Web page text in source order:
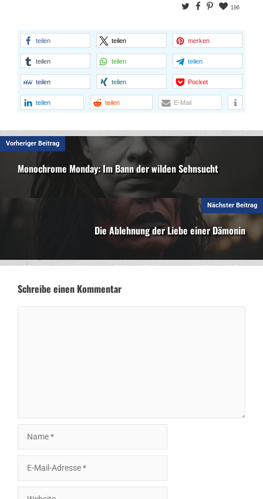
TwitterFacebook
Pinterest
196
teilen teilen merken
teilen teilen teilen
teilen teilen Pocket
teilen teilen E-Mail
Vorheriger Beitrag
Monochrome Monday: Im Bann der wilden Sehnsucht
Nächster Beitrag
Die Ablehnung der Liebe einer Dämonin
Schreibe einen Kommentar
Mail-
Adresse